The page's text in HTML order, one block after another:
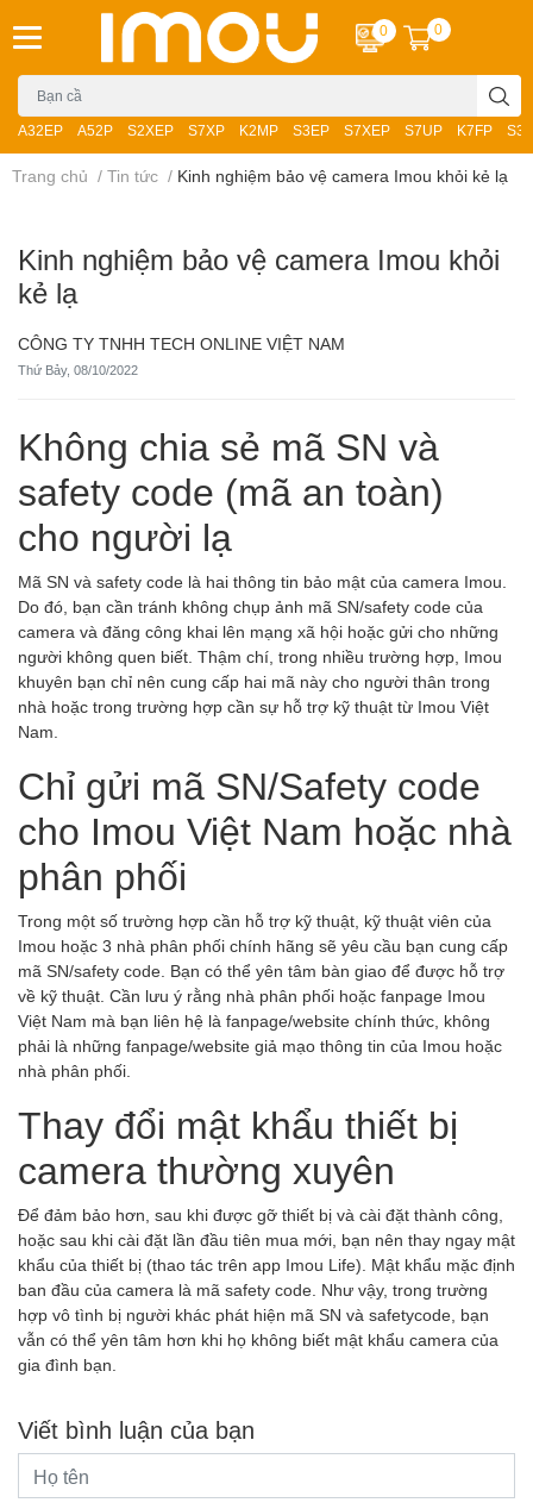
A32EP A52P S2XEP S7XP K2MP S3EP S7XEP S7UP K7FP
0 0
Trang chủ / Tin tức / Kinh nghiệm bảo vệ camera Imou khỏi kẻ lạ
Kinh nghiệm bảo vệ camera Imou khỏi
kẻ lạ
CÔNG TY TNHH TECH ONLINE VIỆT NAM
Thứ Bảy, 08/10/2022
Không chia sẻ mã SN và
safety code (mã an toàn)
cho người lạ
Mã SN và safety code là hai thông tin bảo mật của camera Imou.
Do đó, bạn cần tránh không chụp ảnh mã SN/safety code của
camera và đăng công khai lên mạng xã hội hoặc gửi cho những
người không quen biết. Thậm chí, trong nhiều trường hợp, Imou
khuyên bạn chỉ nên cung cấp hai mã này cho người thân trong
nhà hoặc trong trường hợp cần sự hỗ trợ kỹ thuật từ Imou Việt
Nam.
Chỉ gửi mã SN/Safety code
cho Imou Việt Nam hoặc nhà
phân phối
Trong một số trường hợp cần hỗ trợ kỹ thuật, kỹ thuật viên của
Imou hoặc 3 nhà phân phối chính hãng sẽ yêu cầu bạn cung cấp
mã SN/safety code. Bạn có thể yên tâm bàn giao để được hỗ trợ
về kỹ thuật. Cần lưu ý rằng nhà phân phối hoặc fanpage Imou
Việt Nam mà bạn liên hệ là fanpage/website chính thức, không
phải là những fanpage/website giả mạo thông tin của Imou hoặc
nhà phân phối.
Thay đổi mật khẩu thiết bị
camera thường xuyên
Để đảm bảo hơn, sau khi được gỡ thiết bị và cài đặt thành công,
hoặc sau khi cài đặt lần đầu tiên mua mới, bạn nên thay ngay mật
khẩu của thiết bị (thao tác trên app Imou Life). Mật khẩu mặc định
ban đầu của camera là mã safety code. Như vậy, trong trường
hợp vô tình bị người khác phát hiện mã SN và safetycode, bạn
vẫn có thể yên tâm hơn khi họ không biết mật khẩu camera của
gia đình bạn.
Viết bình luận của bạn